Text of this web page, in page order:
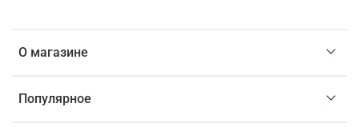
О магазине
Популярное